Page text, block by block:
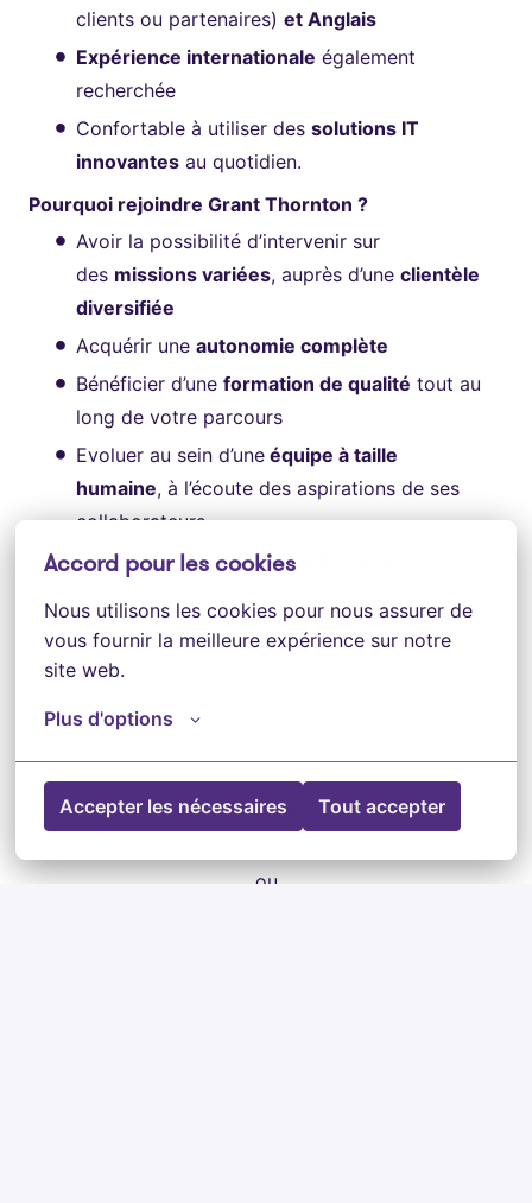
Accord pour les cookies
Nous utilisons les cookies pour nous assurer de
vous fournir la meilleure expérience sur notre
site web.
Plus d'options
Accepter les nécessaires Tout accepter
clients ou partenaires) et Anglais
Expérience internationale également
recherchée
Confortable à utiliser des solutions IT
innovantes au quotidien.
Pourquoi rejoindre Grant Thornton ?
Avoir la possibilité d’intervenir sur
des missions variées, auprès d’une clientèle
diversifiée
Acquérir une autonomie complète
Bénéficier d’une formation de qualité tout au
long de votre parcours
Evoluer au sein d’une équipe à taille
humaine, à l’écoute des aspirations de ses
collaborateurs
Deréelles perspectives d’évolution.
Poste ouvert aux travailleurs en situation de
handicap.
Découvrir nos
Postuler
ou